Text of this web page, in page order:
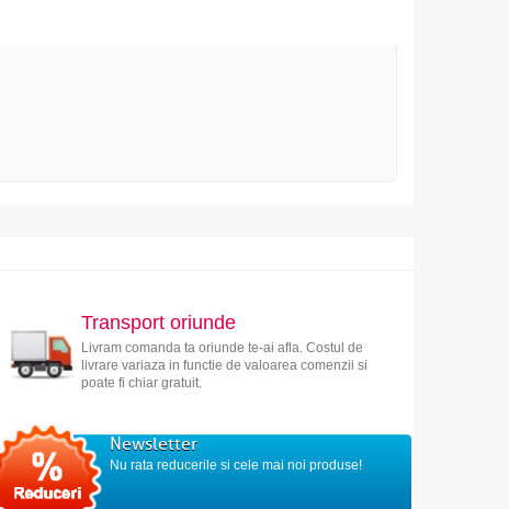
Transport oriunde
Livram comanda ta oriunde te-ai afla. Costul de
livrare variaza in functie de valoarea comenzii si
poate fi chiar gratuit.
Newsletter
Nu rata reducerile si cele mai noi produse!